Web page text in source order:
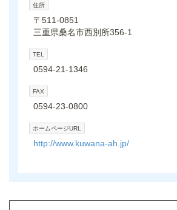
住所
〒511-0851
三重県桑名市西別所356-1
TEL
0594-21-1346
FAX
0594-23-0800
ホームページURL
http://www.kuwana-ah.jp/